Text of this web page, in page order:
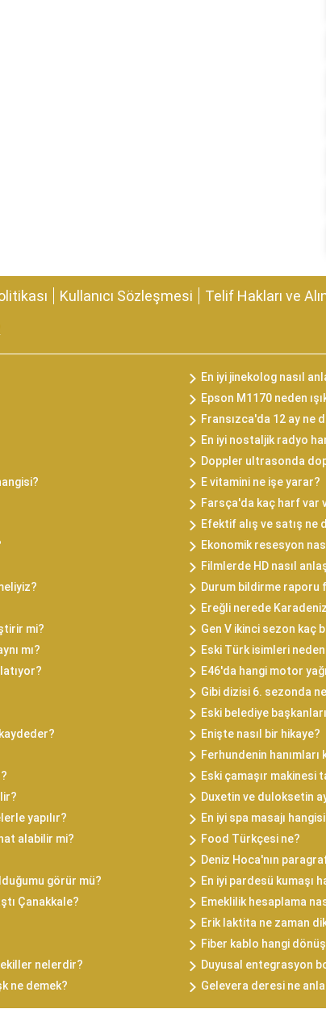
Kullanıcı Sözleşmesi Telif Hakları ve
En iyi jinekolog nasıl
Epson M1170 neden
Fransızca'da 12 ay ne
En iyi nostaljik radyo
Doppler ultrasonda
E vitamini ne işe yarar?
Farsça'da kaç harf var
Efektif alış ve satış ne
Ekonomik resesyon
Filmlerde HD nasıl
Durum bildirme raporu
Ereğli nerede
mi?
Gen V ikinci sezon kaç
mı?
Eski Türk isimleri
E46'da hangi motor
Gibi dizisi 6. sezonda
Eski belediye
Enişte nasıl bir hikaye?
Ferhundenin hanımları
Eski çamaşır makinesi
Duxetin ve duloksetin
yapılır?
En iyi spa masajı
alabilir mi?
Food Türkçesi ne?
Deniz Hoca'nın
görür mü?
En iyi pardesü kumaşı
Çanakkale?
Emeklilik hesaplama
Erik laktita ne zaman
Fiber kablo hangi
nelerdir?
Duyusal entegrasyon
ne demek?
Gelevera deresi ne